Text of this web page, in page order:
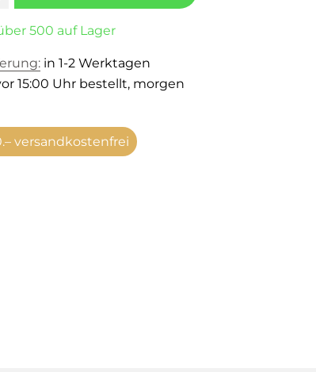
500 auf Lager
in 1-2 Werktagen
15:00 Uhr bestellt, morgen
versandkostenfrei